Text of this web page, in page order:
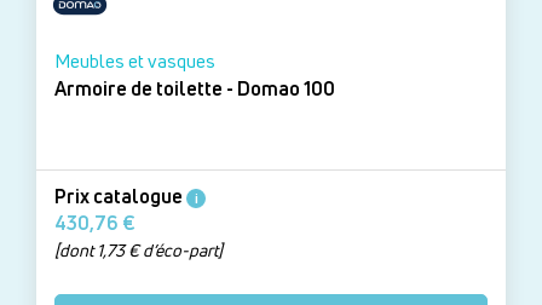
Meubles et vasques
Armoire de toilette - Domao 100
Prix catalogue i
430,76 €
[dont 1,73 € d’éco-part]